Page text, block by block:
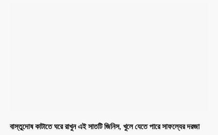
বাস্তুদোষ কাটাতে ঘরে রাখুন এই সাতটি জিনিস, খুলে যেতে পারে সাফল্যের দরজা